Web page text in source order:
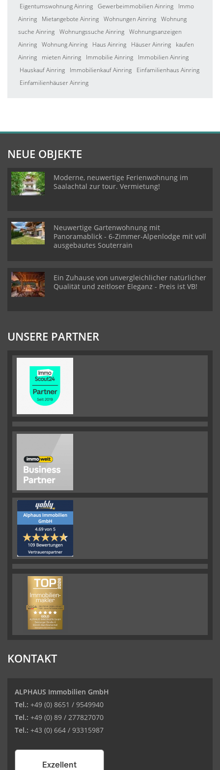
Eigentumswohnung Ainring Gewerbeimmobilien Ainring
Immo
Ainring
Mietangebote Ainring Wohnungen Ainring Wohnung
suche Ainring Wohnungssuche Ainring Wohnungsanzeigen
Ainring Wohnung Ainring Haus Ainring Häuser Ainring
kaufen
Ainring
mieten Ainring Immobilie Ainring
Immobilien Ainring
Hauskauf Ainring
Immobilienkauf Ainring
Einfamilienhaus Ainring
Einfamilienhäuser Ainring
NEUE OBJEKTE
Moderne, neuwertige Ferienwohnung im
Saalachtal zur tour. Vermietung!
Neuwertige Gartenwohnung mit
Panoramablick - 6-Zimmer-Alpenlodge mit voll
ausgebautes Souterrain
Ein Zuhause von unvergleichlicher natürlicher
Qualität und zeitloser Eleganz - Preis ist VB!
UNSERE PARTNER
KONTAKT
ALPHAUS Immobilien GmbH
Tel.: +49 (0) 8651 / 9549940
Tel.: +49 (0) 89 / 277827070
Tel.: +43 (0) 664 / 93315987